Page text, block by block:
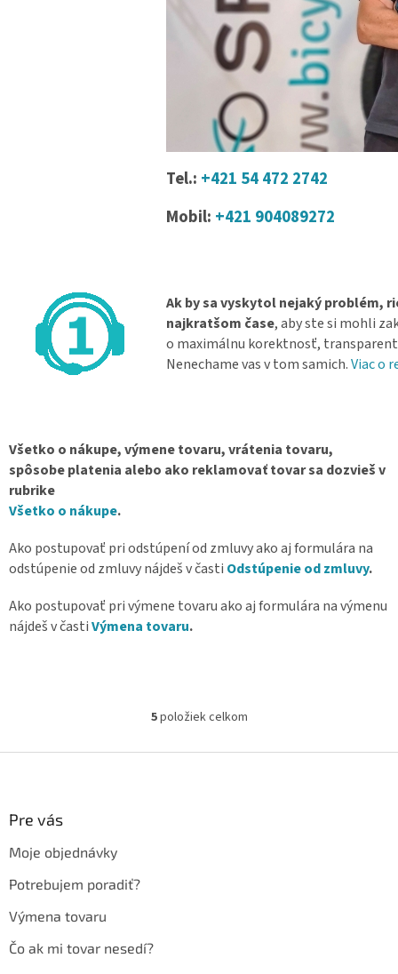
Tel.: +421 54 472 2742
Mobil: +421 904089272
Ak by sa vyskytol nejaký problém,
najkratšom čase, aby ste si mohli
o maximálnu korektnosť,
Nenechame vas v tom samich.Viac o
Všetko o nákupe, výmene tovaru, vrátenia tovaru,
spôsobe platenia alebo ako reklamovať tovar sa dozvieš v
rubrike
Všetko o nákupe.
Ako postupovať pri odstúpení od zmluvy ako aj formulára na
odstúpenie od zmluvy nájdeš v časti Odstúpenie od zmluvy.
Ako postupovať pri výmene tovaru ako aj formulára na výmenu
nájdeš v častiVýmena tovaru.
O
l
5položiek celkom
Pre vás
Moje objednávky
Potrebujem poradiť?
Výmena tovaru
Čo ak mi tovar nesedí?